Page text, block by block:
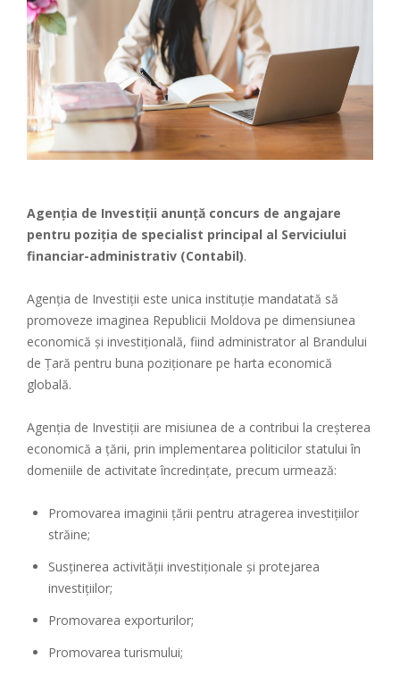
Agenția de Investiții anunță concurs de angajare
pentru poziția de specialist principal al Serviciului
financiar-administrativ (Contabil).
Agenția de Investiții este unica instituție mandatată să
promoveze imaginea Republicii Moldova pe dimensiunea
economică și investițională, fiind administrator al Brandului
de Țară pentru buna poziționare pe harta economică
globală.
Agenția de Investiții are misiunea de a contribui la creșterea
economică a țării, prin implementarea politicilor statului în
domeniile de activitate încredințate, precum urmează:
Promovarea imaginii țării pentru atragerea investițiilor
străine;
Susținerea activității investiționale și protejarea
investițiilor;
Promovarea exporturilor;
Promovarea turismului;